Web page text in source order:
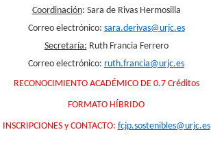
Coordinación: Sara de Rivas Hermosilla
Correo electrónico: sara.derivas@urjc.es
Secretaría: Ruth Francia Ferrero
Correo electrónico: ruth.francia@urjc.es
RECONOCIMIENTO ACADÉMICO DE 0.7 Créditos
FORMATO HÍBRIDO
INSCRIPCIONES y CONTACTO: fcjp.sostenibles@urjc.es